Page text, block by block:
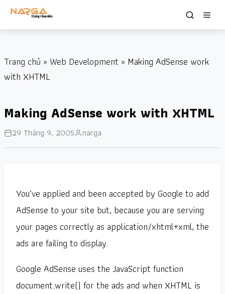
Trang chủ » Web Development » Making AdSense work
with XHTML
Making AdSense work with XHTML
29 Tháng 9, 2005 narga
You’ve applied and been accepted by Google to add
AdSense to your site but, because you are serving
your pages correctly as application/xhtml+xml, the
ads are failing to display.
Google AdSense uses the JavaScript function
document.write() for the ads and when XHTML is